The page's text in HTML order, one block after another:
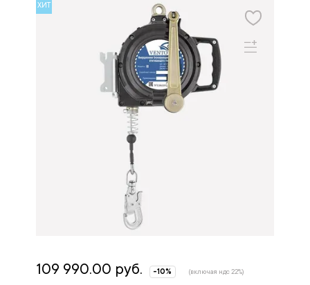
ХИТ
109 990.00 руб. -10% (включая ндс 22%)